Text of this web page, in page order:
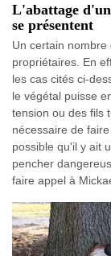
L'abattage
se présentent
Un certain
propriétaires. En
les cas cités ci-
le végétal puisse
tension ou des fils
nécessaire de
possible qu'il y ait
pencher
faire appel à